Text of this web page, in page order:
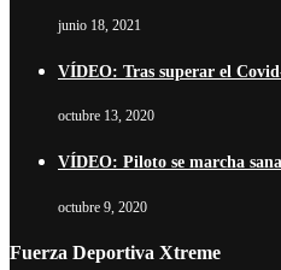
junio 18, 2021
VÍDEO: Tras superar el
octubre 13, 2020
VÍDEO: Piloto se marcha
octubre 9, 2020
Fuerza Deportiva Xtreme